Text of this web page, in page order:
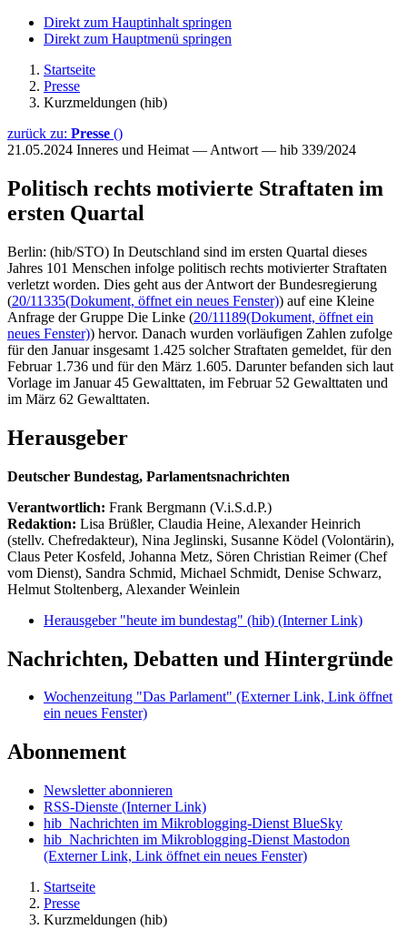
Direkt zum Hauptinhalt springen
Direkt zum Hauptmenü springen
Startseite
Presse
Kurzmeldungen (hib)
zurück zu: Presse ()
21.05.2024 Inneres und Heimat — Antwort — hib 339/2024
Politisch rechts motivierte Straftaten im
ersten Quartal
Berlin: (hib/STO) In Deutschland sind im ersten Quartal dieses
Jahres 101 Menschen infolge politisch rechts motivierter Straftaten
verletzt worden. Dies geht aus der Antwort der Bundesregierung
(20/11335(Dokument, öffnet ein neues Fenster)) auf eine Kleine
Anfrage der Gruppe Die Linke (20/11189(Dokument, öffnet ein
neues Fenster)) hervor. Danach wurden vorläufigen Zahlen zufolge
für den Januar insgesamt 1.425 solcher Straftaten gemeldet, für den
Februar 1.736 und für den März 1.605. Darunter befanden sich laut
Vorlage im Januar 45 Gewalttaten, im Februar 52 Gewalttaten und
im März 62 Gewalttaten.
Herausgeber
Deutscher Bundestag, Parlamentsnachrichten
Verantwortlich: Frank Bergmann (V.i.S.d.P.)
Redaktion: Lisa Brüßler, Claudia Heine, Alexander Heinrich
(stellv. Chefredakteur), Nina Jeglinski, Susanne Ködel (Volontärin),
Claus Peter Kosfeld, Johanna Metz, Sören Christian Reimer (Chef
vom Dienst), Sandra Schmid, Michael Schmidt, Denise Schwarz,
Helmut Stoltenberg, Alexander Weinlein
Herausgeber "heute im bundestag" (hib) (Interner Link)
Nachrichten, Debatten und Hintergründe
Wochenzeitung "Das Parlament" (Externer Link, Link öffnet
ein neues Fenster)
Abonnement
Newsletter abonnieren
RSS-Dienste (Interner Link)
hib_Nachrichten im Mikroblogging-Dienst BlueSky
hib_Nachrichten im Mikroblogging-Dienst Mastodon
(Externer Link, Link öffnet ein neues Fenster)
Startseite
Presse
Kurzmeldungen (hib)